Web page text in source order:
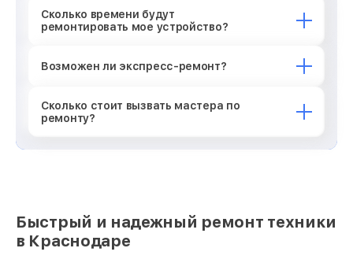
Сколько времени будут
ремонтировать мое устройство?
Возможен ли экспресс-ремонт?
Сколько стоит вызвать мастера по
ремонту?
Быстрый и надежный ремонт техники
в Краснодаре